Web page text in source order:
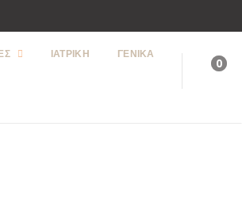
ΙΑΤΡΙΚΗ ΓΕΝΙΚΑ
0